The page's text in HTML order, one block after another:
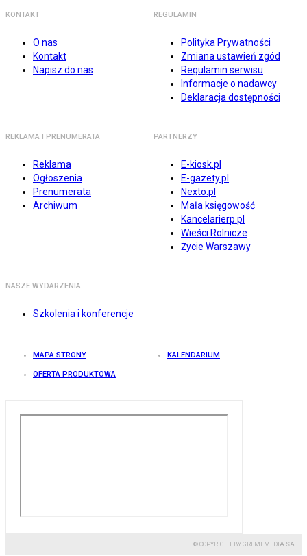
KONTAKT
O nas
Kontakt
Napisz do nas
REGULAMIN
Polityka Prywatności
Zmiana ustawień zgód
Regulamin serwisu
Informacje o nadawcy
Deklaracja dostępności
REKLAMA I PRENUMERATA
Reklama
Ogłoszenia
Prenumerata
Archiwum
PARTNERZY
E-kiosk.pl
E-gazety.pl
Nexto.pl
Mała księgowość
Kancelarierp.pl
Wieści Rolnicze
Życie Warszawy
NASZE WYDARZENIA
Szkolenia i konferencje
MAPA STRONY KALENDARIUM
OFERTA PRODUKTOWA
© COPYRIGHT BY GREMI MEDIA SA